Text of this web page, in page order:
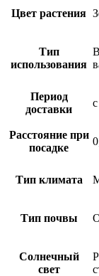
Цвет растения
Тип
использования
Период
доставки
Расстояние при
посадке
Тип климата
Тип почвы
Солнечный
свет